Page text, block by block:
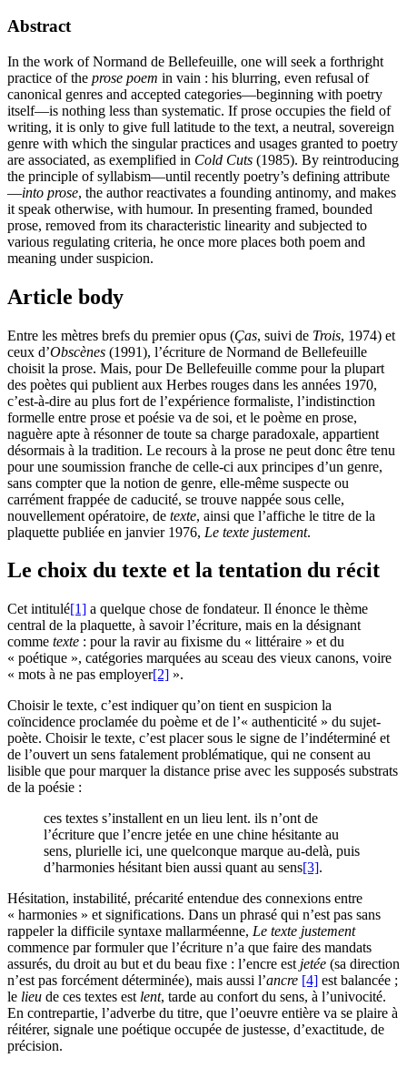
Abstract
In the work of Normand de Bellefeuille, one will seek a forthright
practice of the prose poem in vain : his blurring, even refusal of
canonical genres and accepted categories—beginning with poetry
itself—is nothing less than systematic. If prose occupies the field of
writing, it is only to give full latitude to the text, a neutral, sovereign
genre with which the singular practices and usages granted to poetry
are associated, as exemplified in Cold Cuts (1985). By reintroducing
the principle of syllabism—until recently poetry’s defining attribute
—into prose, the author reactivates a founding antinomy, and makes
it speak otherwise, with humour. In presenting framed, bounded
prose, removed from its characteristic linearity and subjected to
various regulating criteria, he once more places both poem and
meaning under suspicion.
Article body
Entre les mètres brefs du premier opus (Ças, suivi de Trois, 1974) et
ceux d’Obscènes (1991), l’écriture de Normand de Bellefeuille
choisit la prose. Mais, pour De Bellefeuille comme pour la plupart
des poètes qui publient aux Herbes rouges dans les années 1970,
c’est-à-dire au plus fort de l’expérience formaliste, l’indistinction
formelle entre prose et poésie va de soi, et le poème en prose,
naguère apte à résonner de toute sa charge paradoxale, appartient
désormais à la tradition. Le recours à la prose ne peut donc être tenu
pour une soumission franche de celle-ci aux principes d’un genre,
sans compter que la notion de genre, elle-même suspecte ou
carrément frappée de caducité, se trouve nappée sous celle,
nouvellement opératoire, de texte, ainsi que l’affiche le titre de la
plaquette publiée en janvier 1976, Le texte justement.
Le choix du texte et la tentation du récit
Cet intitulé[1] a quelque chose de fondateur. Il énonce le thème
central de la plaquette, à savoir l’écriture, mais en la désignant
comme texte : pour la ravir au fixisme du « littéraire » et du
« poétique », catégories marquées au sceau des vieux canons, voire
« mots à ne pas employer[2] ».
Choisir le texte, c’est indiquer qu’on tient en suspicion la
coïncidence proclamée du poème et de l’« authenticité » du sujet-
poète. Choisir le texte, c’est placer sous le signe de l’indéterminé et
de l’ouvert un sens fatalement problématique, qui ne consent au
lisible que pour marquer la distance prise avec les supposés substrats
de la poésie :
ces textes s’installent en un lieu lent. ils n’ont de
l’écriture que l’encre jetée en une chine hésitante au
sens, plurielle ici, une quelconque marque au-delà, puis
d’harmonies hésitant bien aussi quant au sens[3].
Hésitation, instabilité, précarité entendue des connexions entre
« harmonies » et significations. Dans un phrasé qui n’est pas sans
rappeler la difficile syntaxe mallarméenne, Le texte justement
commence par formuler que l’écriture n’a que faire des mandats
assurés, du droit au but et du beau fixe : l’encre est jetée (sa direction
n’est pas forcément déterminée), mais aussi l’ancre [4] est balancée ;
le lieu de ces textes est lent, tarde au confort du sens, à l’univocité.
En contrepartie, l’adverbe du titre, que l’oeuvre entière va se plaire à
réitérer, signale une poétique occupée de justesse, d’exactitude, de
précision.